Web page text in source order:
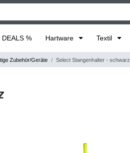
DEALS % Hartware Textil
Zubehör/Geräte Select Stangenhalter - schwarz